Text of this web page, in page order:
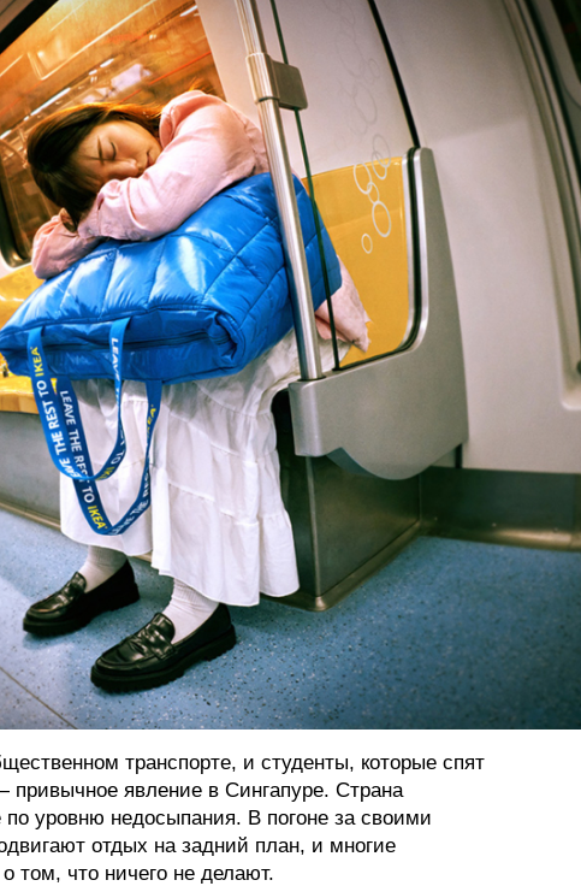
транспорте, и студенты, которые спят
явление в Сингапуре. Страна
уровню недосыпания. В погоне за своими
отдых на задний план, и многие
том, что ничего не делают.
ФЕСТИВАЛИ
ФОТОГРАФИЯ
ТИПОГРАФИКА
ИСТОРИИ БРЕНДОВ
О ПРОЕКТЕ
РЕКЛАМА
КОНТАКТЫ